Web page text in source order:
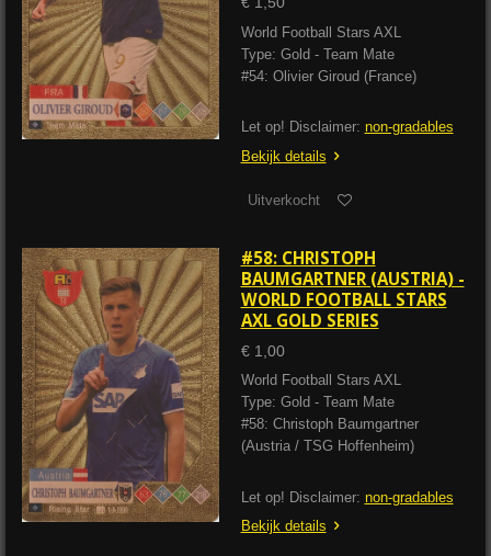
World Football Stars AXL
Type: Gold - Team Mate
#54: Olivier Giroud (France)
Let op! Disclaimer: non-gradables
Bekijk details
Uitverkocht
#58: CHRISTOPH
BAUMGARTNER (AUSTRIA) -
WORLD FOOTBALL STARS
AXL GOLD SERIES
€ 1,00
World Football Stars AXL
Type: Gold - Team Mate
#58: Christoph Baumgartner
(Austria / TSG Hoffenheim)
Let op! Disclaimer: non-gradables
Bekijk details